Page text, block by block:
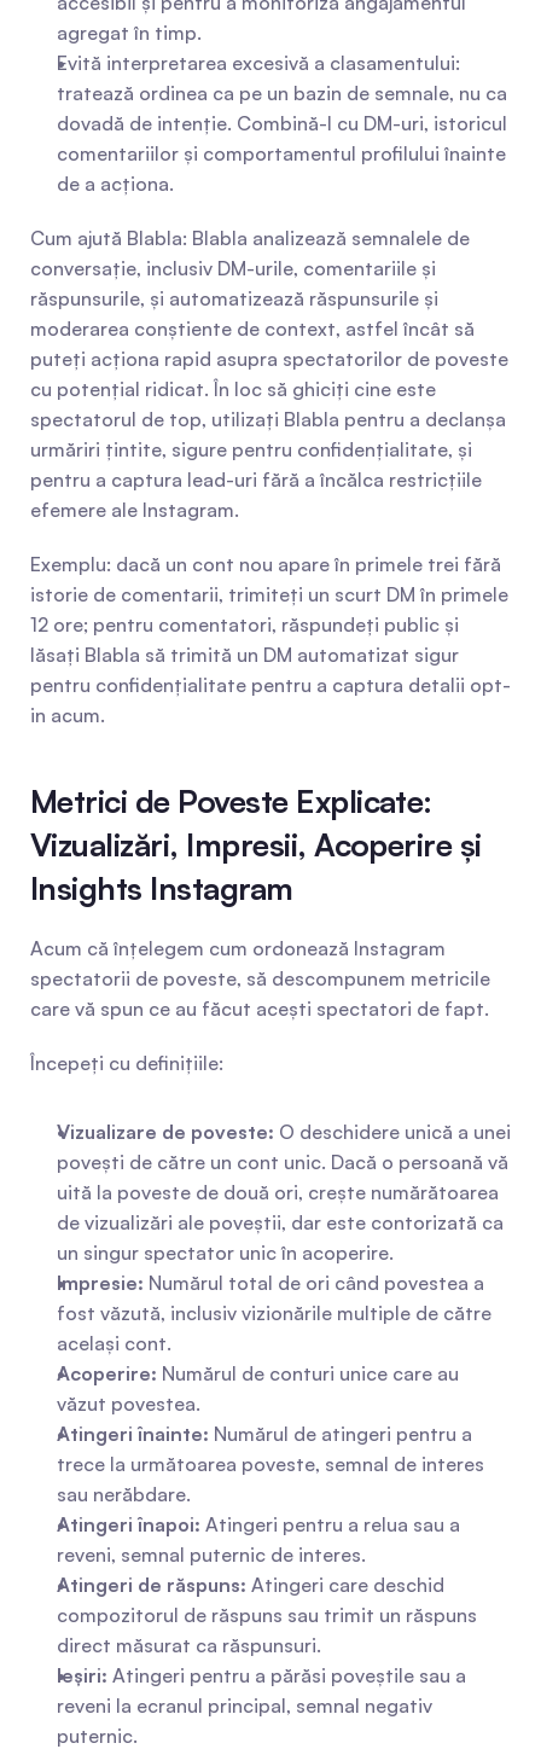
agregat în timp.
Evită interpretarea excesivă a clasamentului:
tratează ordinea ca pe un bazin de semnale, nu ca
dovadă de intenție. Combină-l cu DM-uri, istoricul
comentariilor și comportamentul profilului înainte
de a acționa.
Cum ajută Blabla: Blabla analizează semnalele de
conversație, inclusiv DM-urile, comentariile și
răspunsurile, și automatizează răspunsurile și
moderarea conștiente de context, astfel încât să
puteți acționa rapid asupra spectatorilor de poveste
cu potențial ridicat. În loc să ghiciți cine este
spectatorul de top, utilizați Blabla pentru a declanșa
urmăriri țintite, sigure pentru confidențialitate, și
pentru a captura lead-uri fără a încălca restricțiile
efemere ale Instagram.
Exemplu: dacă un cont nou apare în primele trei fără
istorie de comentarii, trimiteți un scurt DM în primele
12 ore; pentru comentatori, răspundeți public și
lăsați Blabla să trimită un DM automatizat sigur
pentru confidențialitate pentru a captura detalii opt-
in acum.
Metrici de Poveste Explicate:
Vizualizări, Impresii, Acoperire și
Insights Instagram
Acum că înțelegem cum ordonează Instagram
spectatorii de poveste, să descompunem metricile
care vă spun ce au făcut acești spectatori de fapt.
Începeți cu definițiile:
Vizualizare de poveste: O deschidere unică a unei
povești de către un cont unic. Dacă o persoană vă
uită la poveste de două ori, crește numărătoarea
de vizualizări ale poveștii, dar este contorizată ca
un singur spectator unic în acoperire.
Impresie: Numărul total de ori când povestea a
fost văzută, inclusiv vizionările multiple de către
același cont.
Acoperire: Numărul de conturi unice care au
văzut povestea.
Atingeri înainte: Numărul de atingeri pentru a
trece la următoarea poveste, semnal de interes
sau nerăbdare.
Atingeri înapoi: Atingeri pentru a relua sau a
reveni, semnal puternic de interes.
Atingeri de răspuns: Atingeri care deschid
compozitorul de răspuns sau trimit un răspuns
direct măsurat ca răspunsuri.
Ieșiri: Atingeri pentru a părăsi poveștile sau a
reveni la ecranul principal, semnal negativ
puternic.